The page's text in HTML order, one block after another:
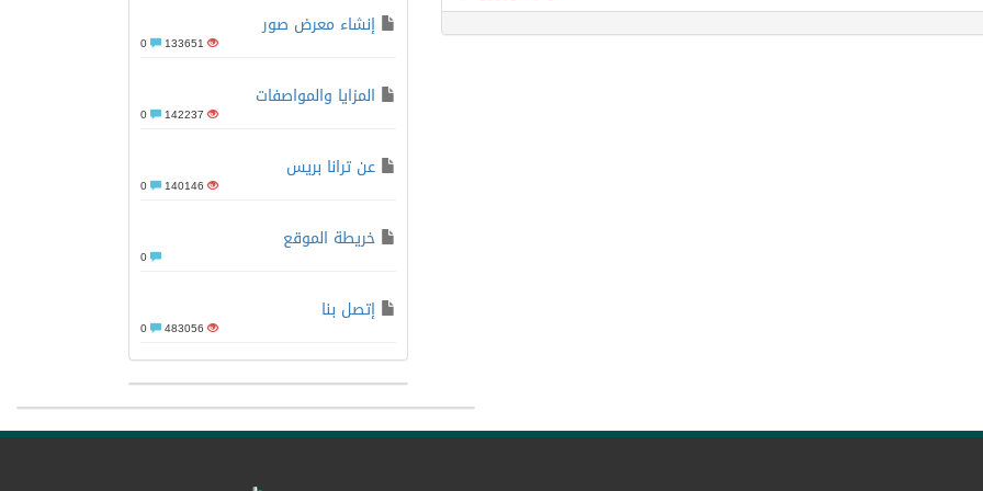
إنشاء معرض صور
133651
المزايا والمواصفات
142237
عن ترانا بريس
140146
خريطة الموقع
إتصل بنا
483056